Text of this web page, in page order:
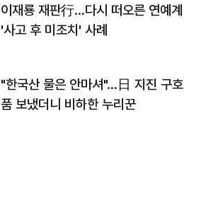
이재룡 재판行…다시 떠오른 연예계
'사고 후 미조치' 사례
"한국산 물은 안마셔"…日 지진 구호
품 보냈더니 비하한 누리꾼